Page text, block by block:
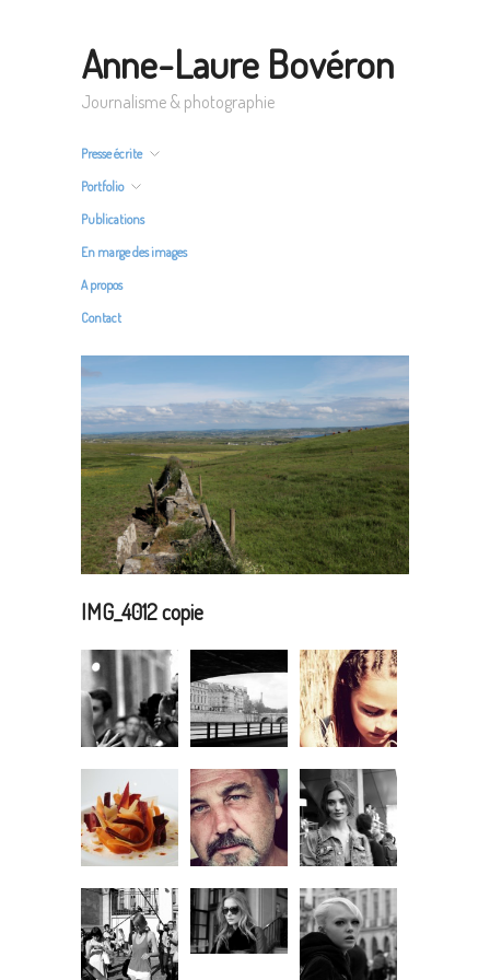
Anne-Laure Bovéron
Journalisme & photographie
Presse écrite
Portfolio
Publications
En marge des images
A propos
Contact
IMG_4012 copie